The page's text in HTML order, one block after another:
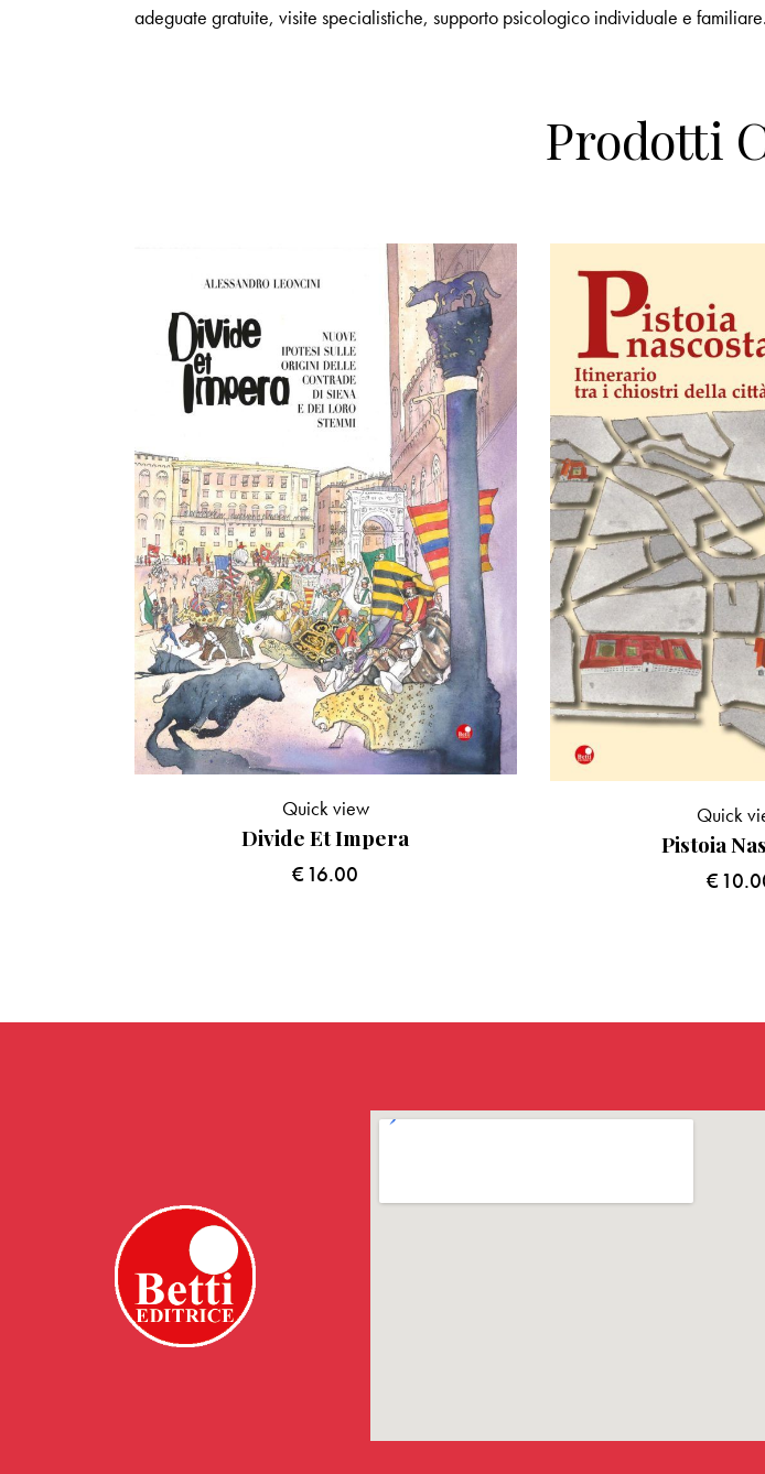
adeguate gratuite, visite specialistiche, supporto psicologico individuale e familiare.
Prodotti
Divide Et Impera
€16.00
Quick view
Pistoia
€
Quick